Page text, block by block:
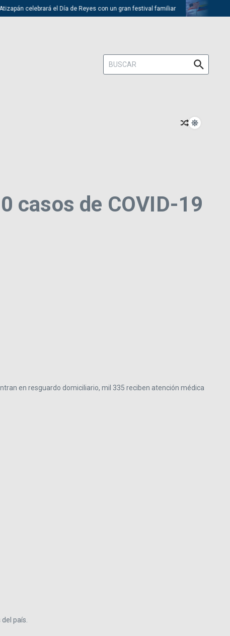
celebrará el Día de Reyes con un gran festival familiar Trump
Buscar:
casos de COVID-19
en resguardo domiciliario, mil 335 reciben atención médica
país.